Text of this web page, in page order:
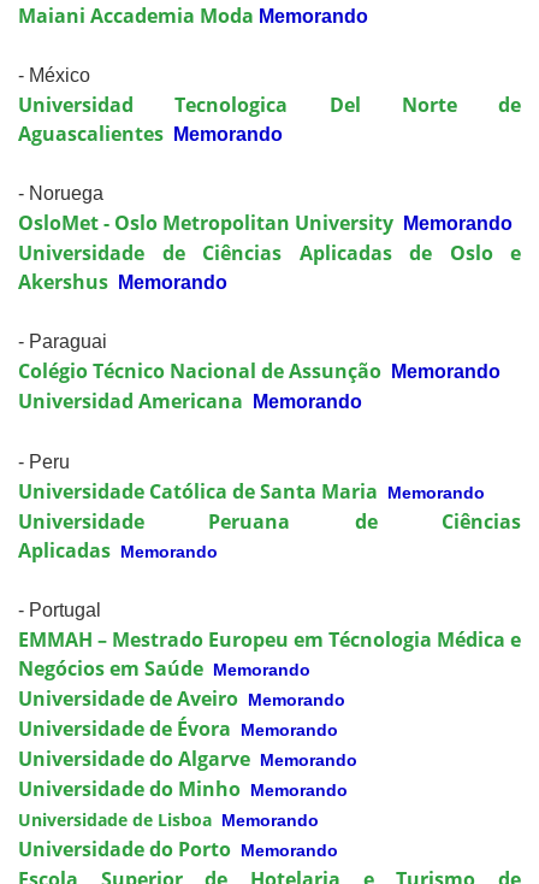
Maiani Accademia Moda Memorando
- México
Universidad Tecnologica Del Norte de
Aguascalientes
Memorando
- Noruega
OsloMet - Oslo Metropolitan University Memorando
Universidade de Ciências Aplicadas de Oslo e
Akershus
Memorando
- Paraguai
Colégio Técnico Nacional de Assunção Memorando
Universidad Americana Memorando
- Peru
Universidade Católica de Santa Maria Memorando
Universidade Peruana de Ciências
Aplicadas Memorando
- Portugal
EMMAH – Mestrado Europeu em Técnologia Médica e
Negócios em Saúde Memorando
Universidade de Aveiro Memorando
Universidade de Évora Memorando
Universidade do Algarve Memorando
Universidade do Minho Memorando
Universidade de Lisboa Memorando
Universidade do Porto Memorando